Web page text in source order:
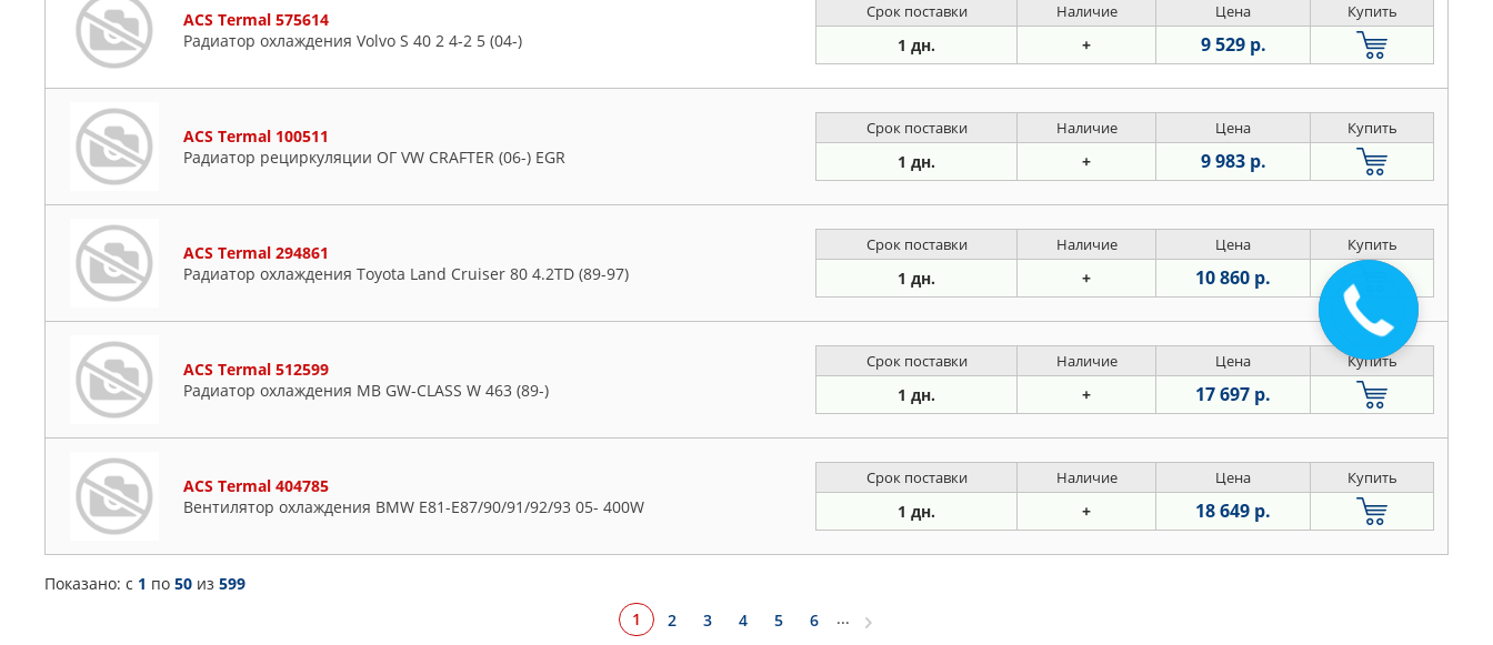
ACS Termal 575614
Радиатор охлаждения Volvo S 40 2 4-2 5 (04-)
Срок поставки Наличие Цена Купить
1 дн. + 9 529 р.
ACS Termal 100511
Радиатор рециркуляции ОГ VW CRAFTER (06-) EGR
Срок поставки Наличие Цена Купить
1 дн. + 9 983 р.
ACS Termal 294861
Радиатор охлаждения Toyota Land Cruiser 80 4.2TD (89-97)
Срок поставки Наличие Цена Купить
1 дн. + 10 860 р.
ACS Termal 512599
Радиатор охлаждения MB GW-CLASS W 463 (89-)
Срок поставки Наличие Цена Купить
1 дн. + 17 697 р.
ACS Termal 404785
Вентилятор охлаждения BMW E81-E87/90/91/92/93 05- 400W
Срок поставки Наличие Цена Купить
1 дн. + 18 649 р.
Показано: c 1 по 50 из 599
1
2 3 4 5 6 ...